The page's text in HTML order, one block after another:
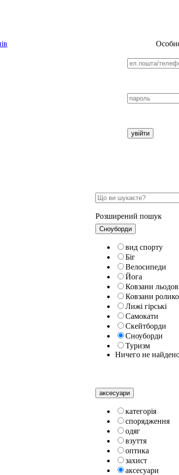
Розширений пошук
Сноуборди
вид спорту
Біг
Велосипеди
Йога
Ковзани
Ковзани
Лижі гірські
Самокати
Скейтборди
Сноуборди
Туризм
Ничего не
аксесуари
категорiя
спорядження
одяг
взуття
оптика
захист
аксесуари